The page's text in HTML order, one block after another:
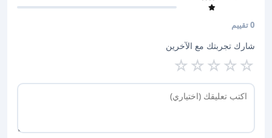
0 تقييم
شارك تجربتك مع الآخرين
☆
☆
☆
☆
☆